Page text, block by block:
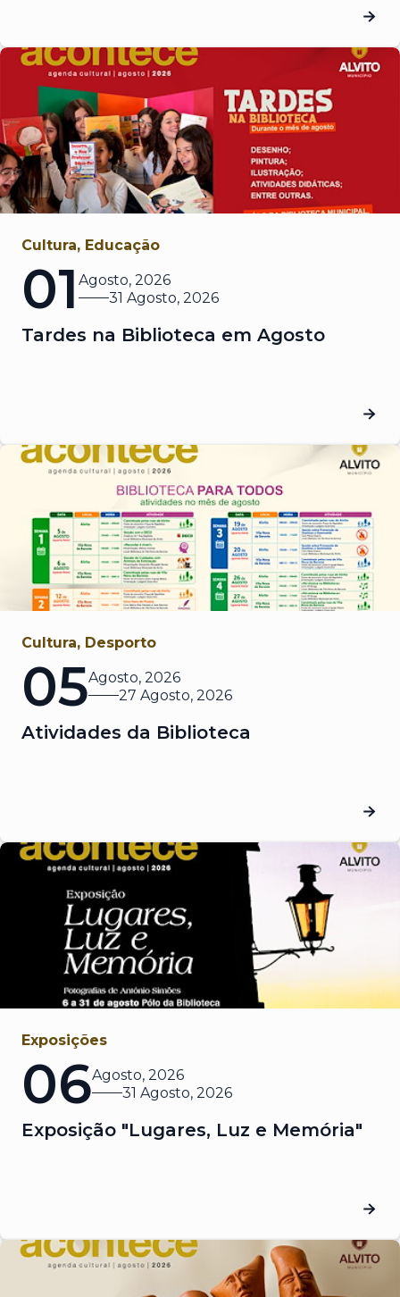
Cultura, Educação
01 Agosto, 2026
31 Agosto, 2026
Tardes na Biblioteca em Agosto
Cultura, Desporto
05Agosto, 2026
27 Agosto, 2026
Atividades da Biblioteca
Exposições
06Agosto, 2026
31 Agosto, 2026
Exposição "Lugares, Luz e Memória"